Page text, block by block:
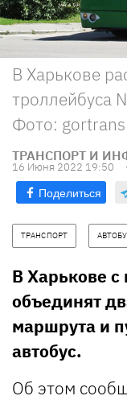
В Харькове
троллейбуса
Фото:
ТРАНСПОРТ И
16 Июня 2022 19:50
Поделиться
ТРАНСПОРТ
В Харькове
объединят
маршрута и
автобус.
Об этом